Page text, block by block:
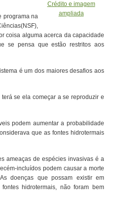
Crédito e imagem
ampliada
programa na
coisa alguma acerca da capacidade
se pensa que estão restritos aos
é um dos maiores desafios aos
se ela começar a se reproduzir e
podem aumentar a probabilidade
que as fontes hidrotermais
ameaças de espécies invasivas é a
incluídos podem causar a morte
doenças que possam existir em
hidrotermais, não foram bem